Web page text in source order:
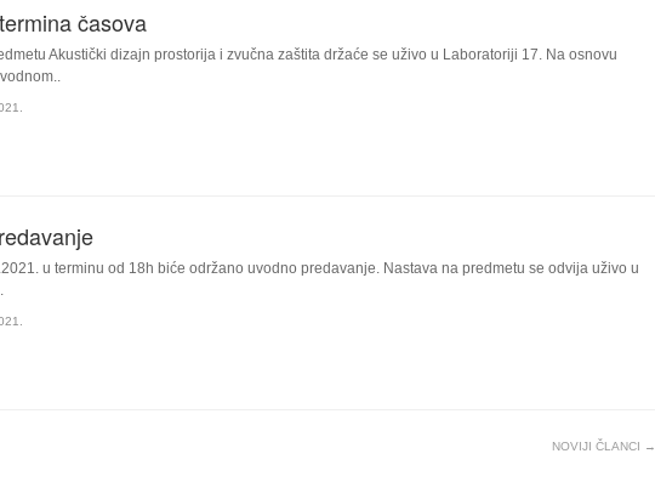
časova
Akustički dizajn prostorija i zvučna zaštita držaće se uživo u Laboratoriji 17. Na osnovu
u terminu od 18h biće održano uvodno predavanje. Nastava na predmetu se odvija uživo u
NOVIJI ČLANCI →